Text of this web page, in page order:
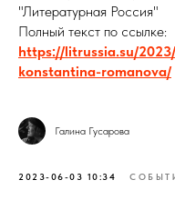
"Литературная Россия"
Полный текст по ссылке:
https://litrussia.su/
konstantina-romanova/
Галина Гусарова
2023-06-03 10:34